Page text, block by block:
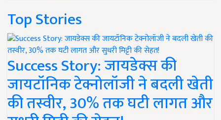
Top Stories
Success Story: जायडेक्स की
जायटॉनिक टेक्नोलॉजी ने बदली खेती
की तस्वीर, 30% तक घटी लागत और